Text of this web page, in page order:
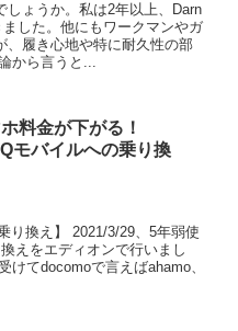
ょうか。私は2年以上、Darn
した。他にもワークマンやガ
、履き心地や特に耐久性の部
から言うと...
ホ料金が下がる！
モバイルへの乗り換
り換え】 2021/3/29、5年弱使
えをエディオンで行いまし
けてdocomoで言えばahamo、